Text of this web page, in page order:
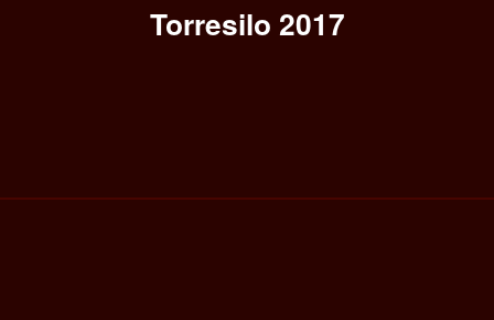
Torresilo 2017